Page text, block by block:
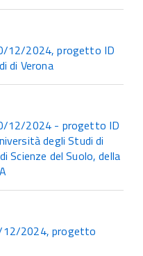
12/2024, progetto ID
di Verona
12/2024 - progetto ID
degli Studi di
Scienze del Suolo, della
2024, progetto